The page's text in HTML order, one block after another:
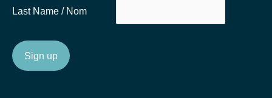
Last Name / Nom